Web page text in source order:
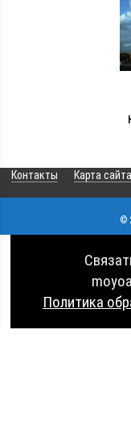
Контакты Карта сайта
©
Политика